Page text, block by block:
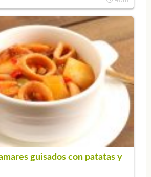
guisados con patatas y